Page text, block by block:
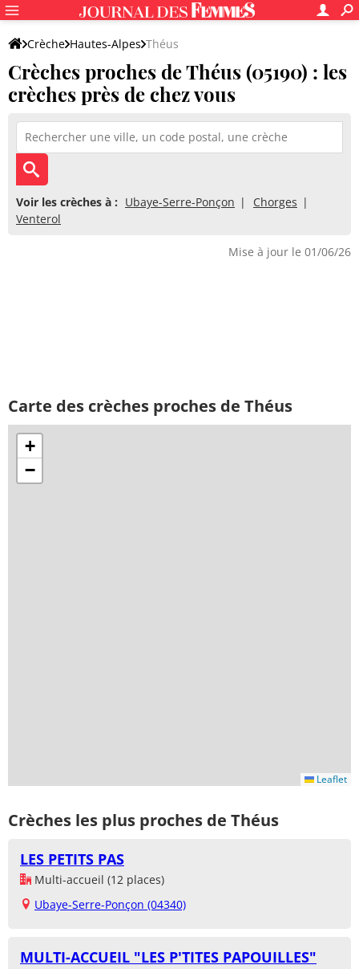
Crèche Hautes-Alpes Théus
Crèches proches de Théus (05190) : les
crèches près de chez vous
Voir les crèches à : Ubaye-Serre-Ponçon
Chorges
Venterol
Mise à jour le 01/06/26
Carte des crèches proches de Théus
+
−
Leaflet
Crèches les plus proches de Théus
LES PETITS PAS
Multi-accueil (12 places)
Ubaye-Serre-Ponçon (04340)
MULTI-ACCUEIL "LES P'TITES PAPOUILLES"